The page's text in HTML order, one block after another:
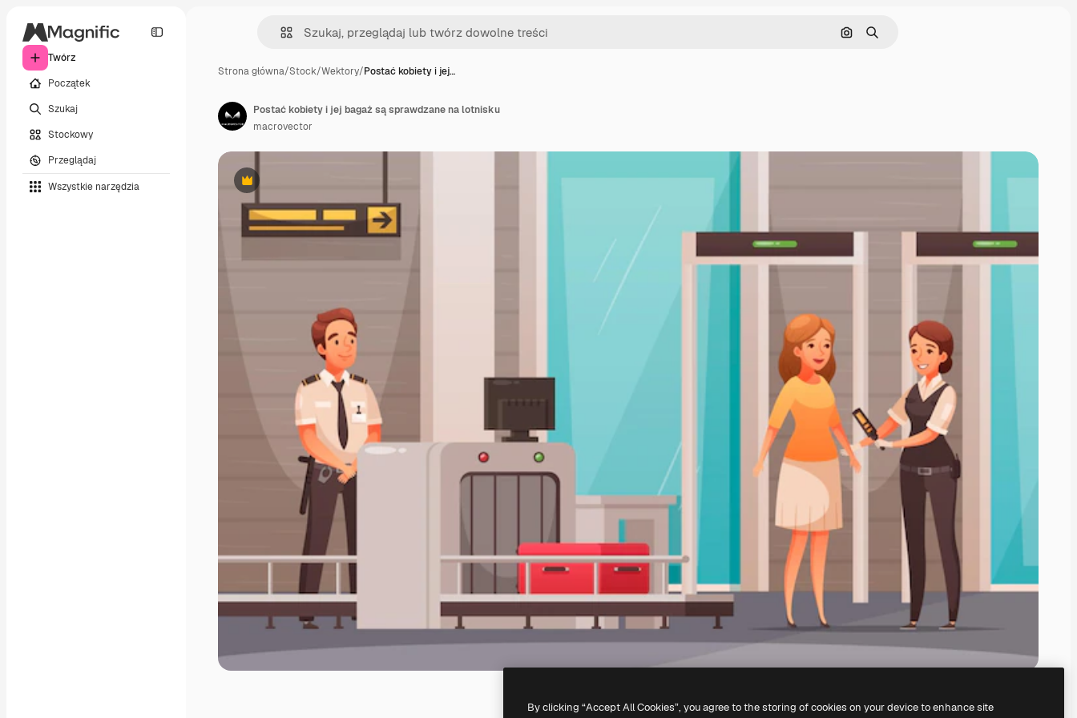
Twórz
Początek
Szukaj
Stockowy
Przeglądaj
Wszystkie narzędzia
Szukaj według obrazu
Szukaj
Strona główna/Stock/Wektory/Postać kobiety i jej…
Premium
Postać kobiety i jej bagaż są sprawdzane na lotnisku
macrovector
By clicking “Accept All Cookies”, you agree to the storing of cookies on your device to enhance site